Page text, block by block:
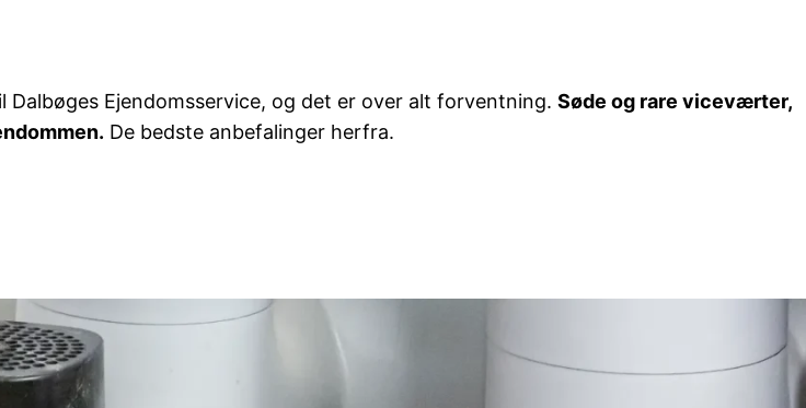
Ejendomsservice, og det er over alt forventning. Søde og rare viceværter,
De bedste anbefalinger herfra.